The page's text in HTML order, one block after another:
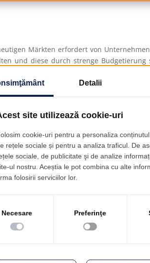
Märkten erfordert von
und diese durch strenge Budgetierung
auf Basis monatlicher
seiner Kunden durch ein
as a Service", d. h. die Bereitstellung
die monatlich entsprechend dem
ist der von unserem Unternehmen
– Enterprise Management
Organisationen.
SaaS-Lösung profitieren, eröffnen
Expansion und Diversifizierung, da
wieder auf das Kerngeschäft
minimaler IT&C-Infrastruktur neue
Verwaltung von Prozessen mit einem
die Realisierung einer
das Smartphone.